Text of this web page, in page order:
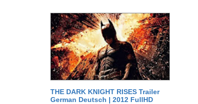
THE DARK KNIGHT RISES Trailer
German Deutsch | 2012 FullHD